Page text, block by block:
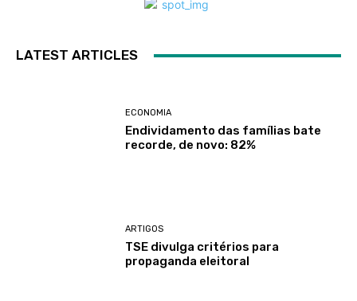
LATEST ARTICLES
ECONOMIA
Endividamento das famílias bate
recorde, de novo: 82%
ARTIGOS
TSE divulga critérios para
propaganda eleitoral